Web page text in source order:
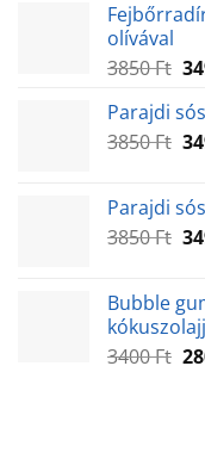
olívával
3850Ft
Parajdi
3850Ft
Parajdi
3850Ft
Bubble
3400Ft